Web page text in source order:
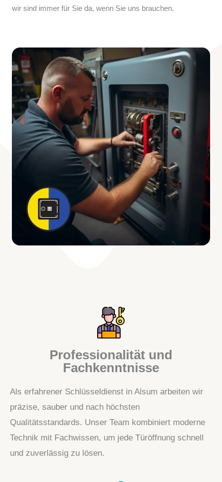
wir sind immer für Sie da, wenn Sie uns brauchen.
Professionalität und
Fachkenntnisse
Als erfahrener Schlüsseldienst in Alsum arbeiten wir
präzise, sauber und nach höchsten
Qualitätsstandards. Unser Team kombiniert moderne
Technik mit Fachwissen, um jede Türöffnung schnell
und zuverlässig zu lösen.